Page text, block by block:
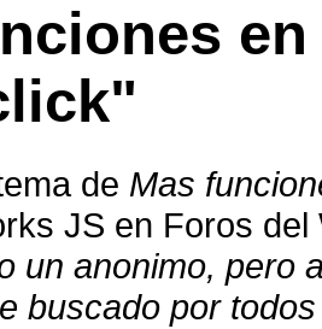
de Mas
JS en Foros
un anonimo, pero
buscado por